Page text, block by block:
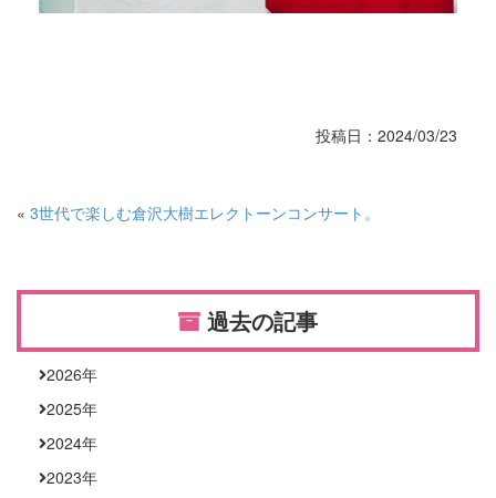
投稿日：2024/03/23
« 3世代で楽しむ倉沢大樹エレクトーンコンサート。
過去の記事
2026年
2025年
2024年
2023年